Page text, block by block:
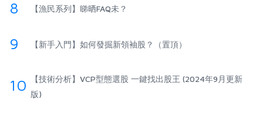
8 【漁民系列】睇晒FAQ未？
9 【新手入門】如何發掘新領袖股？（置頂）
10
【技術分析】VCP型態選股 一鍵找出股王 (2024年9月更新
版)